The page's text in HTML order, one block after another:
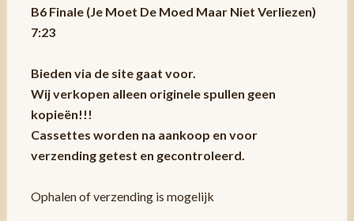
B6 Finale (Je Moet De Moed Maar Niet Verliezen)
7:23
Bieden via de site gaat voor.
Wij verkopen alleen originele spullen geen
kopieën!!!
Cassettes worden na aankoop en voor
verzending getest en gecontroleerd.
Ophalen of verzending is mogelijk